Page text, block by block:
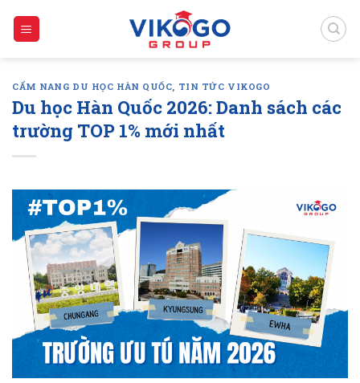
CẨM NANG DU HỌC HÀN QUỐC, TIN TỨC VIKOGO
Du học Hàn Quốc 2026: Danh sách các
trường TOP 1% mới nhất